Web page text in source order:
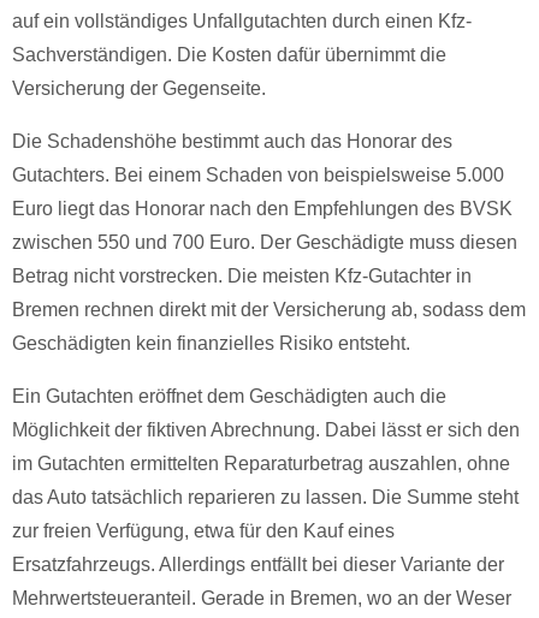
auf ein vollständiges Unfallgutachten durch einen Kfz-
Sachverständigen. Die Kosten dafür übernimmt die
Versicherung der Gegenseite.
Die Schadenshöhe bestimmt auch das Honorar des
Gutachters. Bei einem Schaden von beispielsweise 5.000
Euro liegt das Honorar nach den Empfehlungen des BVSK
zwischen 550 und 700 Euro. Der Geschädigte muss diesen
Betrag nicht vorstrecken. Die meisten Kfz-Gutachter in
Bremen rechnen direkt mit der Versicherung ab, sodass dem
Geschädigten kein finanzielles Risiko entsteht.
Ein Gutachten eröffnet dem Geschädigten auch die
Möglichkeit der fiktiven Abrechnung. Dabei lässt er sich den
im Gutachten ermittelten Reparaturbetrag auszahlen, ohne
das Auto tatsächlich reparieren zu lassen. Die Summe steht
zur freien Verfügung, etwa für den Kauf eines
Ersatzfahrzeugs. Allerdings entfällt bei dieser Variante der
Mehrwertsteueranteil. Gerade in Bremen, wo an der Weser